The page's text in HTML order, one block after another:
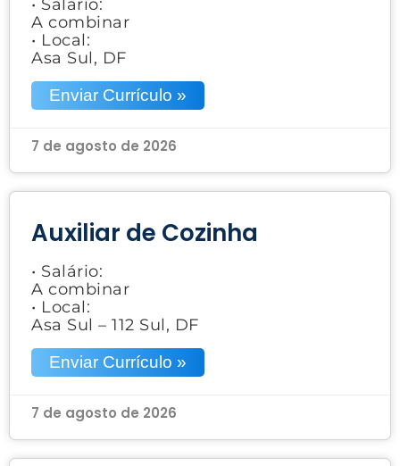
• Salário:
A combinar
• Local:
Asa Sul, DF
Enviar Currículo »
7 de agosto de 2026
Auxiliar de Cozinha
• Salário:
A combinar
• Local:
Asa Sul – 112 Sul, DF
Enviar Currículo »
7 de agosto de 2026